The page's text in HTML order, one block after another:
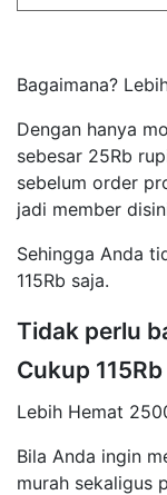
Bagaimana?
Dengan hanya
sebesar 25Rb
sebelum order
jadi member
Sehingga Anda
115Rb saja.
Tidak perlu
Cukup 115Rb
Lebih Hemat
Bila Anda ingin
murah sekaligus